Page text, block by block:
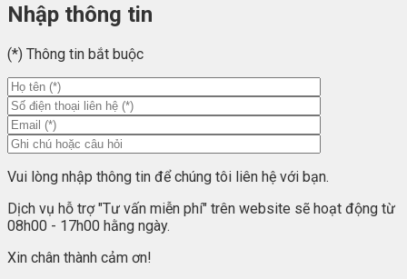
Nhập thông tin
(*) Thông tin bắt buộc
Vui lòng nhập thông tin để chúng tôi liên hệ với bạn.
Dịch vụ hỗ trợ "Tư vấn miễn phí" trên website sẽ hoạt động từ
08h00 - 17h00 hằng ngày.
Xin chân thành cảm ơn!